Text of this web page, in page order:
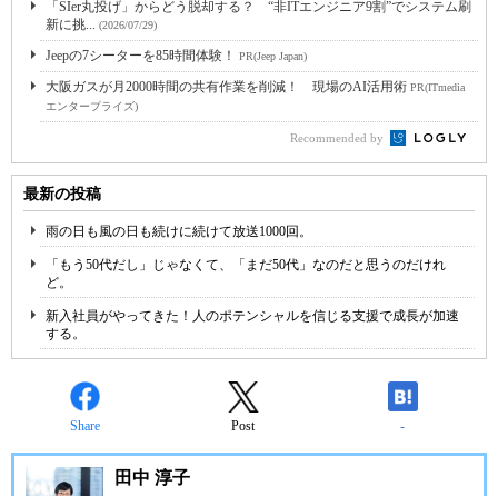
「SIer丸投げ」からどう脱却する？ “非ITエンジニア9割”でシステム刷
新に挑... (2026/07/29)
Jeepの7シーターを85時間体験！ PR(Jeep Japan)
大阪ガスが月2000時間の共有作業を削減！ 現場のAI活用術 PR(ITmedia
エンタープライズ)
Recommended by
最新の投稿
雨の日も風の日も続けに続けて放送1000回。
「もう50代だし」じゃなくて、「まだ50代」なのだと思うのだけれ
ど。
新入社員がやってきた！人のポテンシャルを信じる支援で成長が加速
する。
Share Post -
田中 淳子